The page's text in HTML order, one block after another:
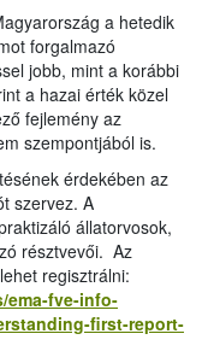
a hetedik
forgalmazó
jobb, mint a korábbi
a hazai érték közel
fejlemény az
szempontjából is.
érdekében az
szervez. A
állatorvosok,
résztvevői. Az
regisztrálni:
ema-fve-info-
first-report-